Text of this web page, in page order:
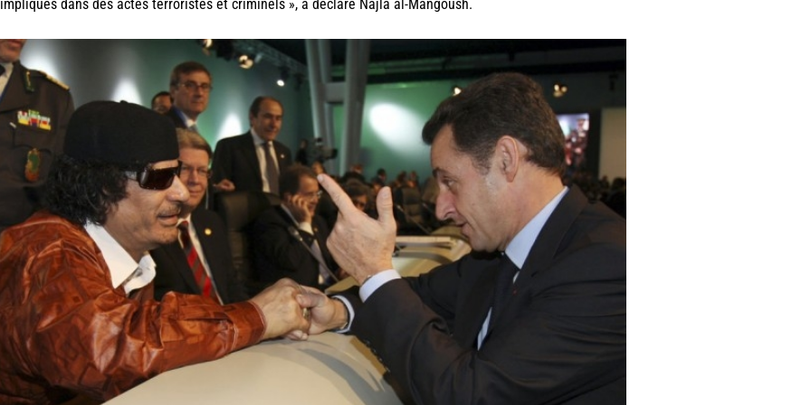
dans des actes terroristes et criminels », a déclaré Najla al-Mangoush.